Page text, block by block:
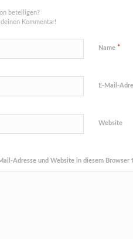
beteiligen?
Kommentar!
Name *
E-Mail-
Website
Adresse und Website in diesem